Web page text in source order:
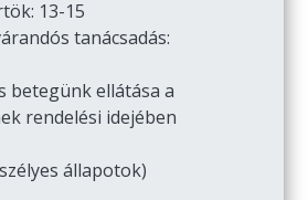
13-15
tanácsadás:
betegünk ellátása a
rendelési idejében
állapotok)